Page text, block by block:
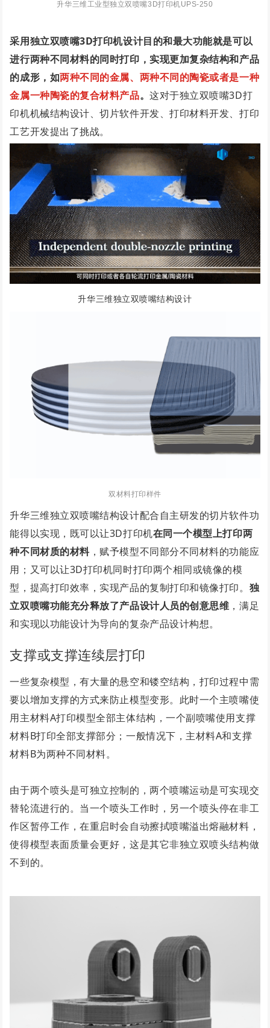
升华三维工业型独立双喷嘴3D打印机UPS-250
采用独立双喷嘴3D打印机设计目的和最大功能就是可以
进行两种不同材料的同时打印，实现更加复杂结构和产品
的成形，如两种不同的金属、两种不同的陶瓷或者是一种
金属一种陶瓷的复合材料产品。这对于独立双喷嘴3D打
印机机械结构设计、切片软件开发、打印材料开发、打印
工艺开发提出了挑战。
升华三维独立双喷嘴结构设计
双材料打印样件
升华三维独立双喷嘴结构设计配合自主研发的切片软件功
能得以实现，既可以让3D打印机在同一个模型上打印两
种不同材质的材料，赋予模型不同部分不同材料的功能应
用；又可以让3D打印机同时打印两个相同或镜像的模
型，提高打印效率，实现产品的复制打印和镜像打印。 独
立双喷嘴功能充分释放了产品设计人员的创意思维 ，满足
和实现以功能设计为导向的复杂产品设计构想。
支撑或支撑连续层打印
一些复杂模型，有大量的悬空和镂空结构，打印过程中需
要以增加支撑的方式来防止模型变形。此时一个主喷嘴使
用主材料A打印模型全部主体结构，一个副喷嘴使用支撑
材料B打印全部支撑部分；一般情况下，主材料A和支撑
材料B为两种不同材料。
由于两个喷头是可独立控制的，两个喷嘴运动是可实现交
替轮流进行的。当一个喷头工作时，另一个喷头停在非工
作区暂停工作，在重启时会自动擦拭喷嘴溢出熔融材料，
使得模型表面质量会更好，这是其它非独立双喷头结构做
不到的。